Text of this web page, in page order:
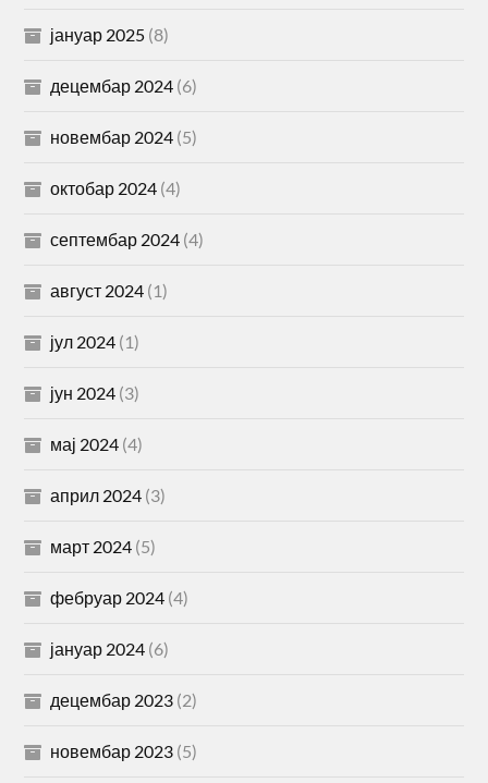
јануар 2025 (8)
децембар 2024 (6)
новембар 2024 (5)
октобар 2024 (4)
септембар 2024 (4)
август 2024 (1)
јул 2024 (1)
јун 2024 (3)
мај 2024 (4)
април 2024 (3)
март 2024 (5)
фебруар 2024 (4)
јануар 2024 (6)
децембар 2023 (2)
новембар 2023 (5)